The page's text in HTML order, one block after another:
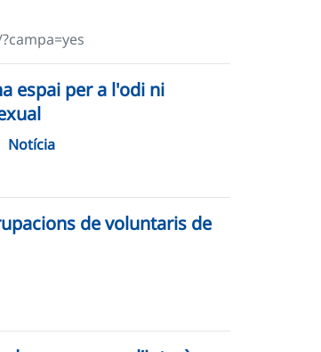
espai per a l'odi ni
Notícia
de voluntaris de